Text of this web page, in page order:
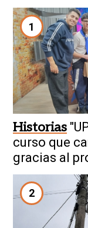
1
Historias
curso que
gracias al
2